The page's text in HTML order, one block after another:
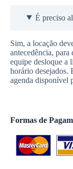
É preciso
Sim, a locação
antecedência, para
equipe desloque a
horário desejados.
agenda disponível
Formas de